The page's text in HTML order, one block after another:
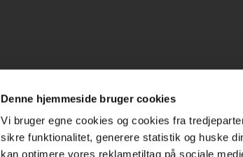
Denne hjemmeside bruger cookies
Vi bruger egne cookies og cookies fra
sikre funktionalitet, generere statistik og huske
kan optimere vores reklametiltag på sociale